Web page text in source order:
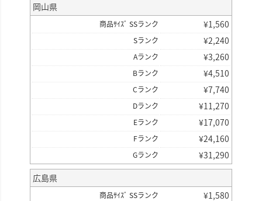
岡山県
商品ｻｲｽﾞ SSランク ¥1,560
Sランク ¥2,240
Aランク ¥3,260
Bランク ¥4,510
Cランク ¥7,740
Dランク ¥11,270
Eランク ¥17,070
Fランク ¥24,160
Gランク ¥31,290
広島県
商品ｻｲｽﾞ SSランク ¥1,580